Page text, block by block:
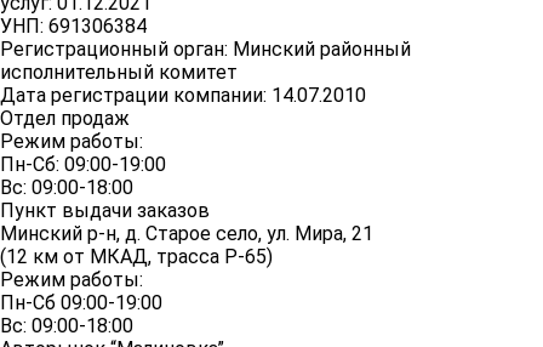
УНП: 691306384
Регистрационный орган: Минский районный
исполнительный комитет
Дата регистрации компании: 14.07.2010
Отдел продаж
Режим работы:
Пн-Сб: 09:00-19:00
Вс: 09:00-18:00
Пункт выдачи заказов
Минский р-н, д. Старое село, ул. Мира, 21
(12 км от МКАД, трасса P-65)
Режим работы:
Пн-Сб 09:00-19:00
Вс: 09:00-18:00